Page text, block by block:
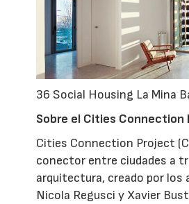
36 Social Housing La Mina
Sobre el Cities Connection
Cities Connection Project
conector entre ciudades a
arquitectura, creado por los
Nicola Regusci y Xavier